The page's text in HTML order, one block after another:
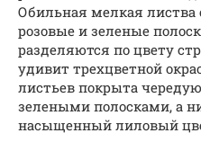
Обильная мелкая
розовые и зеленые
разделяются по цвету
удивит трехцветной
листьев покрыта
зелеными полосками, а
насыщенный лиловый